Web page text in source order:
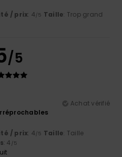
/ prix: 4/5 Taille: Trop grand
/5
Achat vérifié
/ prix: 4/5 Taille: Taille
: 4 /5